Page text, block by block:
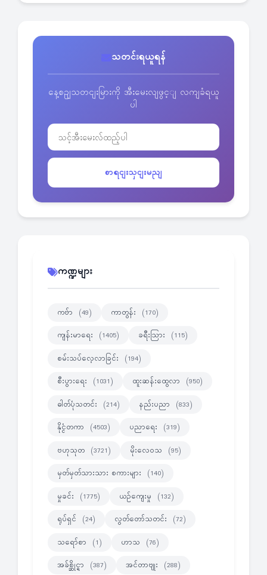
သတင်းရယူရန်
နေ့စဥျသတငျးမြားကို အီးမေးလျဖွင့ျ လကျခံရယူ
ပါ
စာရငျးသှငျးမညျ
ကဏ္ဍများ
ကဗ်ာ (49) ကာတွန်း (170)
ကျန်းမာရေး (1405) ခရီးသြား (115)
စမ်းသပ်လေ့လာခြင်း (194)
စီးပွားရေး (1031) ထူးဆန်းထွေလာ (950)
ဓါတ်ပုံသတင်း (214) နည်းပညာ (833)
နိုင္ငံတကာ (4503) ပညာရေး (319)
ဗဟုသုတ (3721) မိုးလေဝသ (95)
မှတ်မှတ်သားသား စကားများ (140)
မှုခင်း (1775) ယဉ်ကျေးမှု (132)
ရုပ်ရှင် (24) လွတ်တော်သတင်း (72)
သရော်စာ (1) ဟာသ (76)
အခ်စ္ဆိုင္ရာ (387) အင်တာဗျုး (288)